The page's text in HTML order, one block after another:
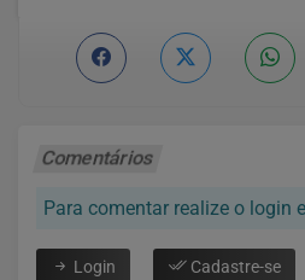
Comentários
Para comentar realize o login
Login Cadastre-se